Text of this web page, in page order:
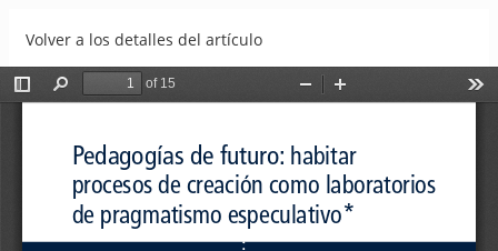
Volver a los detalles del artículo
Pedagogías de futuro: habitar procesos de creación como
DescargarDescargar PDF